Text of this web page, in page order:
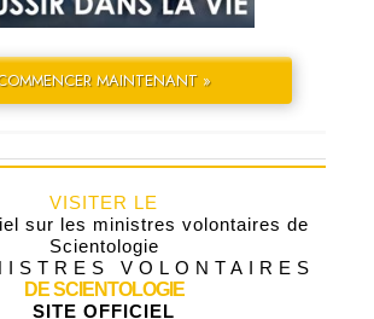
MAINTENANT »
VISITER LE
VOLONTAIRES
DE SCIENTOLOGIE
SITE OFFICIEL